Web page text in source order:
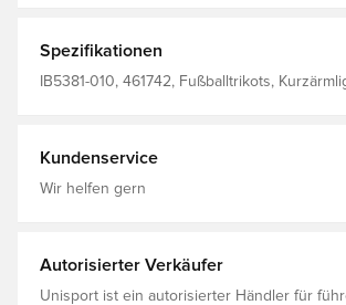
kompromisslos, verkörpert es Stärke durch
und läutet eine neue Ära im norwegischen
Dri-FIT ist ein pflegeleichtes,
Hergestellt aus 100 % Polyester.
Spezifikationen
IB5381-010, 461742, Fußballtrikots,
Kundenservice
Wir helfen gern
Autorisierter Verkäufer
Unisport ist ein autorisierter Händler für